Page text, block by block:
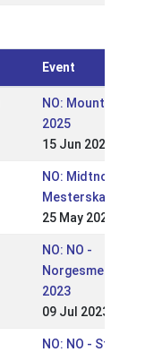
Event
NO: Mountain
2025
15 Jun 2025
NO: Midtnorsk
Mesterskap 2025
25 May 2025
NO: NO -
2023
09 Jul 2023
NO: NO - St.